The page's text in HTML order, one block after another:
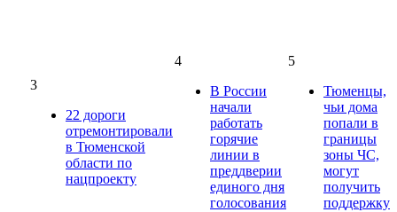
3
22 дороги
отремонтировали
в Тюменской
области по
нацпроекту
4
В России
начали
работать
горячие
линии в
преддверии
единого дня
голосования
5
Тюменцы,
чьи дома
попали в
границы
зоны ЧС,
могут
получить
поддержку